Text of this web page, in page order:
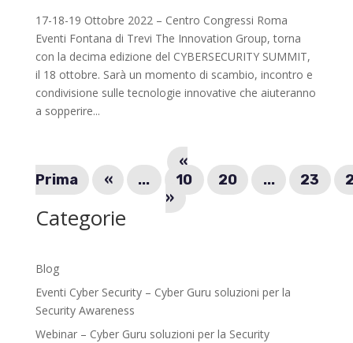
17-18-19 Ottobre 2022 – Centro Congressi Roma
Eventi Fontana di Trevi The Innovation Group, torna
con la decima edizione del CYBERSECURITY SUMMIT,
il 18 ottobre. Sarà un momento di scambio, incontro e
condivisione sulle tecnologie innovative che aiuteranno
a sopperire...
«
Prima
« ... 10 20 ... 23
»
Categorie
Blog
Eventi Cyber Security – Cyber Guru soluzioni per la
Security Awareness
Webinar – Cyber Guru soluzioni per la Security